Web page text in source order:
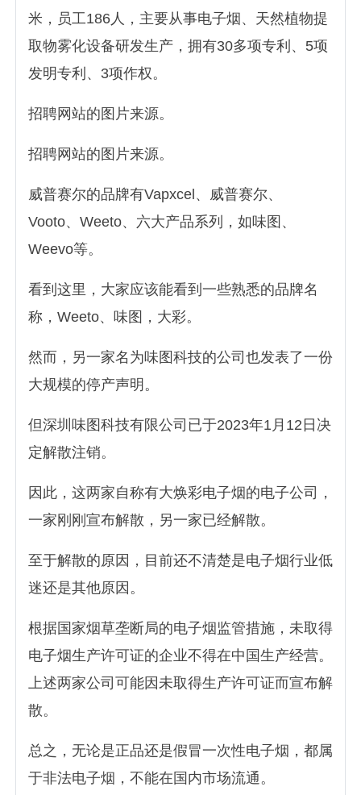
米，员工186人，主要从事电子烟、天然植物提
取物雾化设备研发生产，拥有30多项专利、5项
发明专利、3项作权。
招聘网站的图片来源。
招聘网站的图片来源。
威普赛尔的品牌有Vapxcel、威普赛尔、
Vooto、Weeto、六大产品系列，如味图、
Weevo等。
看到这里，大家应该能看到一些熟悉的品牌名
称，Weeto、味图，大彩。
然而，另一家名为味图科技的公司也发表了一份
大规模的停产声明。
但深圳味图科技有限公司已于2023年1月12日决
定解散注销。
因此，这两家自称有大焕彩电子烟的电子公司，
一家刚刚宣布解散，另一家已经解散。
至于解散的原因，目前还不清楚是电子烟行业低
迷还是其他原因。
根据国家烟草垄断局的电子烟监管措施，未取得
电子烟生产许可证的企业不得在中国生产经营。
上述两家公司可能因未取得生产许可证而宣布解
散。
总之，无论是正品还是假冒一次性电子烟，都属
于非法电子烟，不能在国内市场流通。